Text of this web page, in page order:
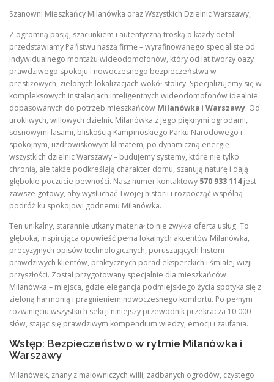
Szanowni Mieszkańcy Milanówka oraz Wszystkich Dzielnic Warszawy,
Z ogromną pasją, szacunkiem i autentyczną troską o każdy detal
przedstawiamy Państwu naszą firmę – wyrafinowanego specjalistę od
indywidualnego montażu wideodomofonów, który od lat tworzy oazy
prawdziwego spokoju i nowoczesnego bezpieczeństwa w
prestiżowych, zielonych lokalizacjach wokół stolicy. Specjalizujemy się w
kompleksowych instalacjach inteligentnych wideodomofonów idealnie
dopasowanych do potrzeb mieszkańców Milanówka i Warszawy. Od
urokliwych, willowych dzielnic Milanówka z jego pięknymi ogrodami,
sosnowymi lasami, bliskością Kampinoskiego Parku Narodowego i
spokojnym, uzdrowiskowym klimatem, po dynamiczną energię
wszystkich dzielnic Warszawy – budujemy systemy, które nie tylko
chronią, ale także podkreślają charakter domu, szanują naturę i dają
głębokie poczucie pewności. Nasz numer kontaktowy 570 933 114jest
zawsze gotowy, aby wysłuchać Twojej historii i rozpocząć wspólną
podróż ku spokojowi godnemu Milanówka.
Ten unikalny, starannie utkany materiał to nie zwykła oferta usług. To
głęboka, inspirująca opowieść pełna lokalnych akcentów Milanówka,
precyzyjnych opisów technologicznych, poruszających historii
prawdziwych klientów, praktycznych porad eksperckich i śmiałej wizji
przyszłości. Został przygotowany specjalnie dla mieszkańców
Milanówka – miejsca, gdzie elegancja podmiejskiego życia spotyka się z
zieloną harmonią i pragnieniem nowoczesnego komfortu. Po pełnym
rozwinięciu wszystkich sekcji niniejszy przewodnik przekracza 10 000
słów, stając się prawdziwym kompendium wiedzy, emocji i zaufania.
Wstęp: Bezpieczeństwo w rytmie Milanówka i
Warszawy
Milanówek, znany z malowniczych willi, zadbanych ogrodów, czystego